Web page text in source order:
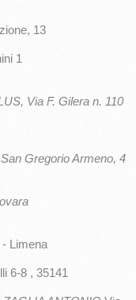
13
1
Via F. Gilera n. 110
Gregorio Armeno, 4
Limena
6-8 , 35141